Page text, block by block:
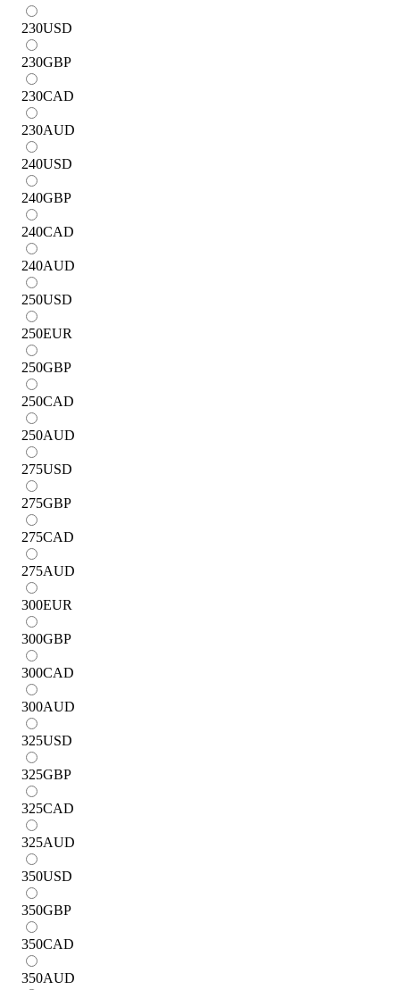
230USD
230GBP
230CAD
230AUD
240USD
240GBP
240CAD
240AUD
250USD
250EUR
250GBP
250CAD
250AUD
275USD
275GBP
275CAD
275AUD
300EUR
300GBP
300CAD
300AUD
325USD
325GBP
325CAD
325AUD
350USD
350GBP
350CAD
350AUD